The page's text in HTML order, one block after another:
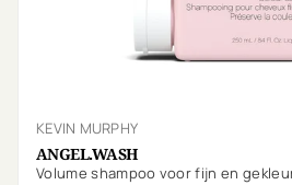
KEVIN MURPHY
ANGEL.WASH
Volume shampoo voor fijn en